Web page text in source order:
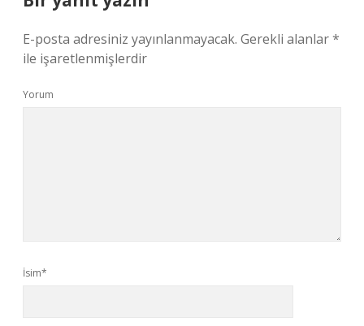
E-posta adresiniz yayınlanmayacak. Gerekli alanlar*
ile işaretlenmişlerdir
Yorum
İsim*